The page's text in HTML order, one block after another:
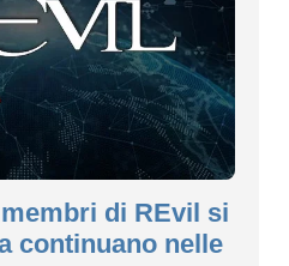
di REvil si
continuano nelle